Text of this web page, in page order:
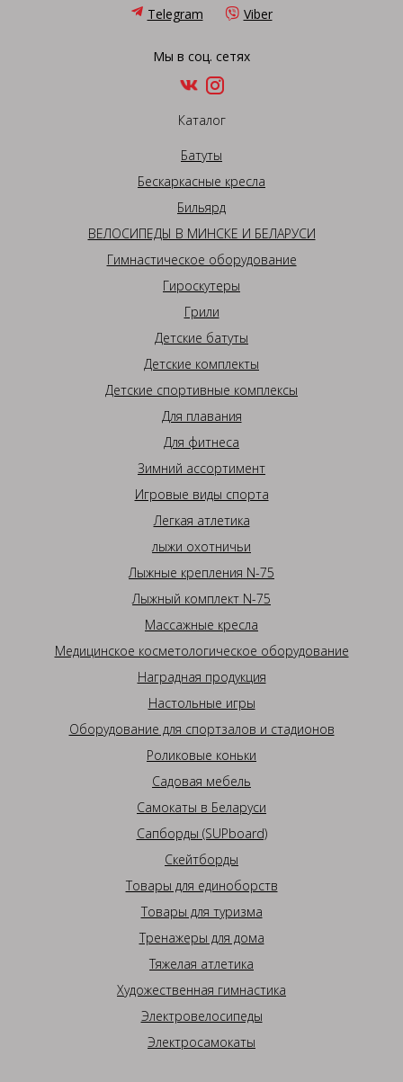
Telegram Viber
Мы в соц. сетях
Каталог
Батуты
Бескаркасные кресла
Бильярд
ВЕЛОСИПЕДЫ В МИНСКЕ И БЕЛАРУСИ
Гимнастическое оборудование
Гироскутеры
Грили
Детские батуты
Детские комплекты
Детские спортивные комплексы
Для плавания
Для фитнеса
Зимний ассортимент
Игровые виды спорта
Легкая атлетика
лыжи охотничьи
Лыжные крепления N-75
Лыжный комплект N-75
Массажные кресла
Медицинское косметологическое оборудование
Наградная продукция
Настольные игры
Оборудование для спортзалов и стадионов
Роликовые коньки
Садовая мебель
Самокаты в Беларуси
Сапборды (SUPboard)
Скейтборды
Товары для единоборств
Товары для туризма
Тренажеры для дома
Тяжелая атлетика
Художественная гимнастика
Электровелосипеды
Электросамокаты